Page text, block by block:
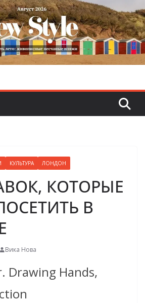
КУЛЬТУРА ЛОНДОН
КОТОРЫЕ
В
Вика Нова
Drawing Hands,